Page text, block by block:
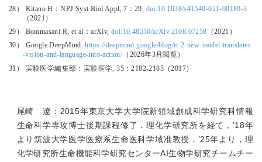
28） Kitano H：NPJ Syst Biol Appl, 7：29, doi:10.1038/s41540-021-00189-3
（2021）
29） Bommasani R, et al：arXiv,doi:10.48550/arXiv.2108.07258 （2021）
30） Google DeepMind.https://deepmind.google/blog/rt-2-new-model-translates
-vision-and-language-into-action/（2026年3月閲覧）
31） 実験医学編集部：実験医学, 35：2182-2185（2017）
尾崎 遼：2015年東京大学大学院新領域創成科学研究科情報
生命科学専攻博士後期課程修了．理化学研究所を経て，’18年
より筑波大学医学医療系生命医科学域准教授．’25年より，理
化学研究所生命機能科学研究センターAI生物学研究チームチー